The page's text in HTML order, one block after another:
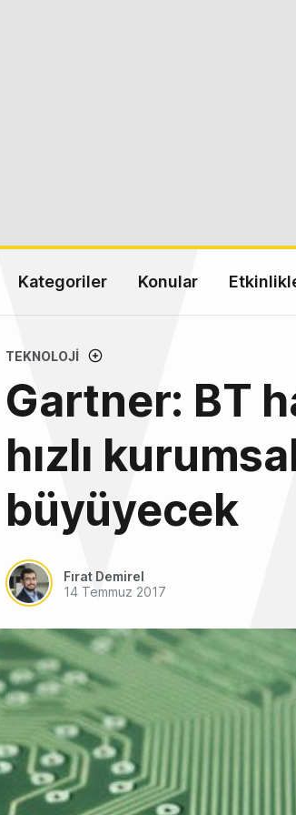
Kategoriler Konular
TEKNOLOJI
Gartner: BT
hızlı
büyüyecek
Fırat Demirel
14 Temmuz 2017